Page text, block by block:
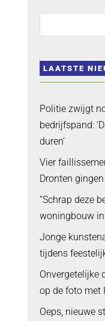
LAATSTE
Politie zwijgt
bedrijfspand:
duren’
Vier
Dronten
“Schrap deze
woningbouw in
Jonge
tijdens
Onvergetelijke
op de foto met
Oeps, nieuwe